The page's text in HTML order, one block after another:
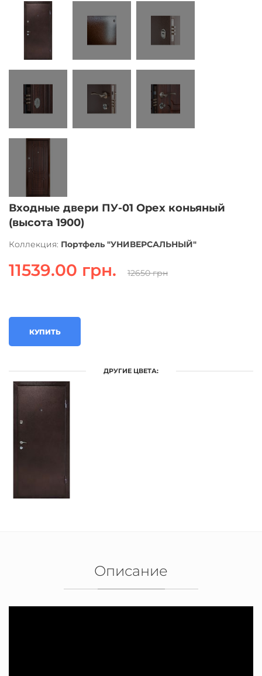
Входные двери ПУ-01 Орех коньяный
(высота 1900)
Коллекция: Портфель "УНИВЕРСАЛЬНЫЙ"
11539.00 грн. 12650 грн
КУПИТЬ
ДРУГИЕ ЦВЕТА:
Описание